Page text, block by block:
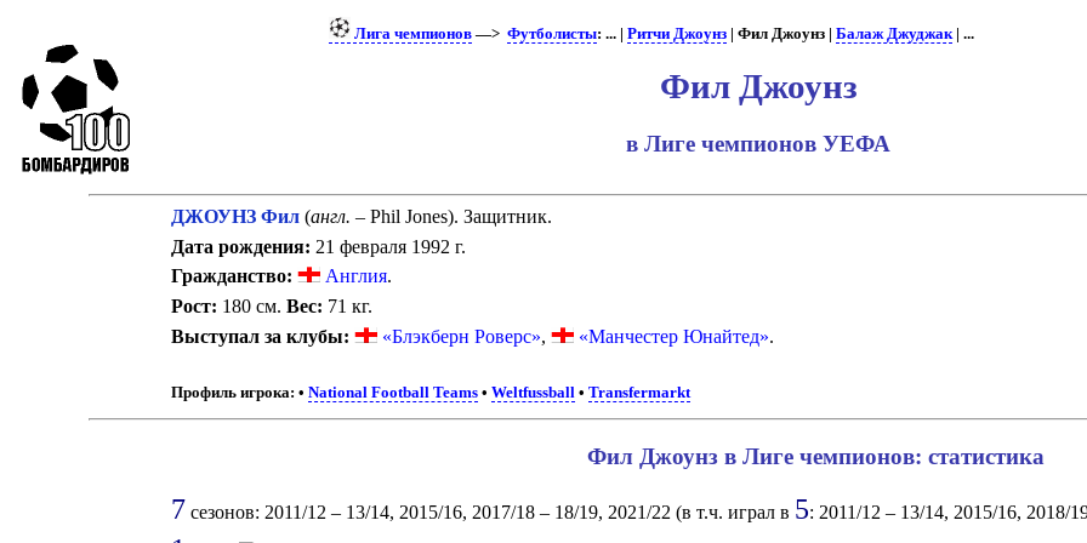
Лига чемпионов —>Футболисты: ... |Ритчи Джоунз | Фил Джоунз |Балаж Джуджак| ...
Фил Джоунз
в Лиге чемпионов УЕФА
ДЖОУНЗ Фил(англ. – Phil Jones). Защитник.
Дата рождения: 21 февраля 1992 г.
Гражданство:
Англия.
Рост: 180 см. Вес: 71 кг.
Выступал за клубы:
«Блэкберн Роверс», «Манчестер Юнайтед».
Профиль игрока: • National Football Teams• Weltfussball• Transfermarkt
Фил Джоунз в Лиге чемпионов: статистика
7 сезонов: 2011/12 – 13/14, 2015/16, 2017/18 – 18/19, 2021/22 (в т.ч. играл в 5: 2011/12 – 13/14, 2015/16, 2018/